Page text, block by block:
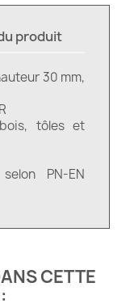
produit
30 mm,
tôles et
PN-EN
CETTE